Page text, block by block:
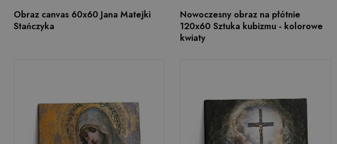
Obraz canvas 60x60 Jana Matejki
Stańczyka
Nowoczesny obraz na płótnie
120x60 Sztuka kubizmu - kolorowe
kwiaty